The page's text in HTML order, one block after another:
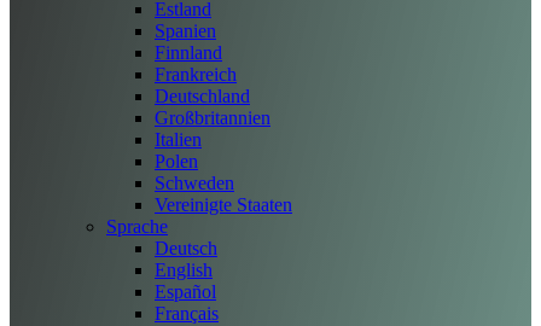
Estland
Spanien
Finnland
Frankreich
Deutschland
Großbritannien
Italien
Polen
Schweden
Vereinigte Staaten
Sprache
Deutsch
English
Español
Français